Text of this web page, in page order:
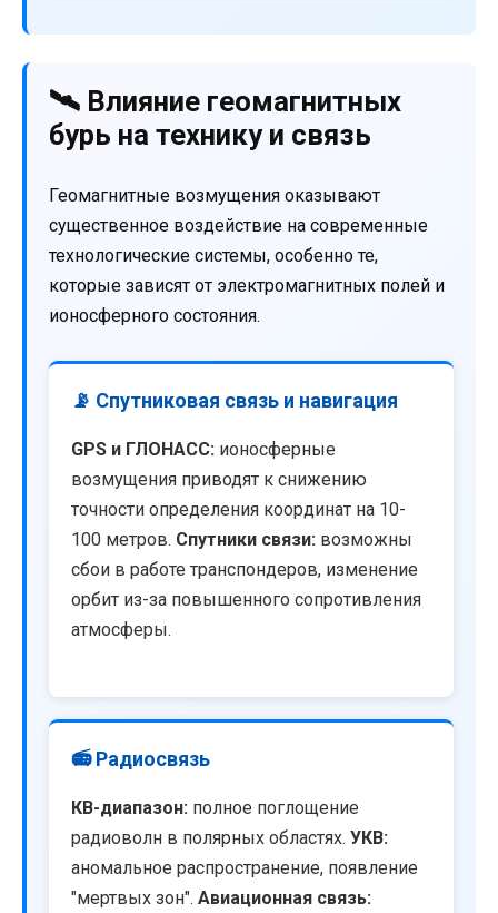
🛰️ Влияние геомагнитных
бурь на технику и связь
Геомагнитные возмущения оказывают
существенное воздействие на современные
технологические системы, особенно те,
которые зависят от электромагнитных полей и
ионосферного состояния.
📡 Спутниковая связь и навигация
GPS и ГЛОНАСС: ионосферные
возмущения приводят к снижению
точности определения координат на 10-
100 метров. Спутники связи: возможны
сбои в работе транспондеров, изменение
орбит из-за повышенного сопротивления
атмосферы.
📻 Радиосвязь
КВ-диапазон: полное поглощение
радиоволн в полярных областях. УКВ:
аномальное распространение, появление
"мертвых зон". Авиационная связь: